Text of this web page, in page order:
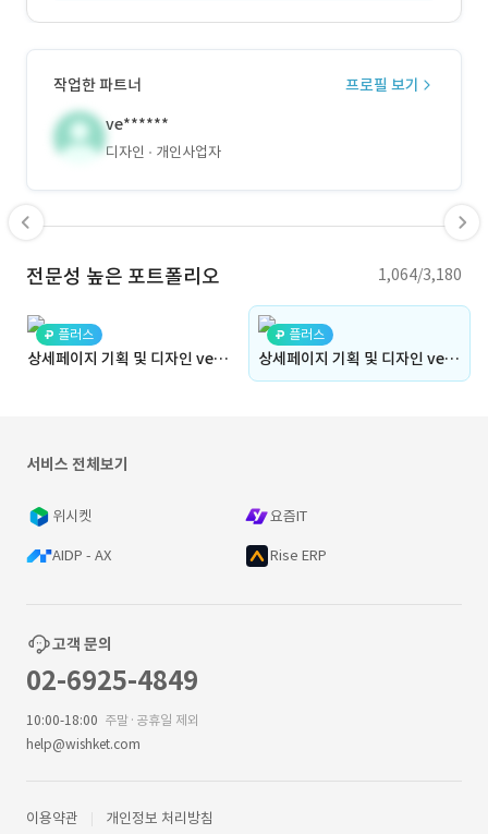
작업한 파트너
프로필 보기
ve******
디자인 개인사업자
전문성 높은 포트폴리오 1,064/3,180
플러스
상세페이지 기획 및 디자인 ver.푸드
플러스
상세페이지 기획 및 디자인 ver.뷰티
서비스 전체보기
위시켓 요즘IT
AIDP - AX Rise ERP
고객 문의
02-6925-4849
10:00-18:00 주말·공휴일 제외
help@wishket.com
이용약관 개인정보 처리방침